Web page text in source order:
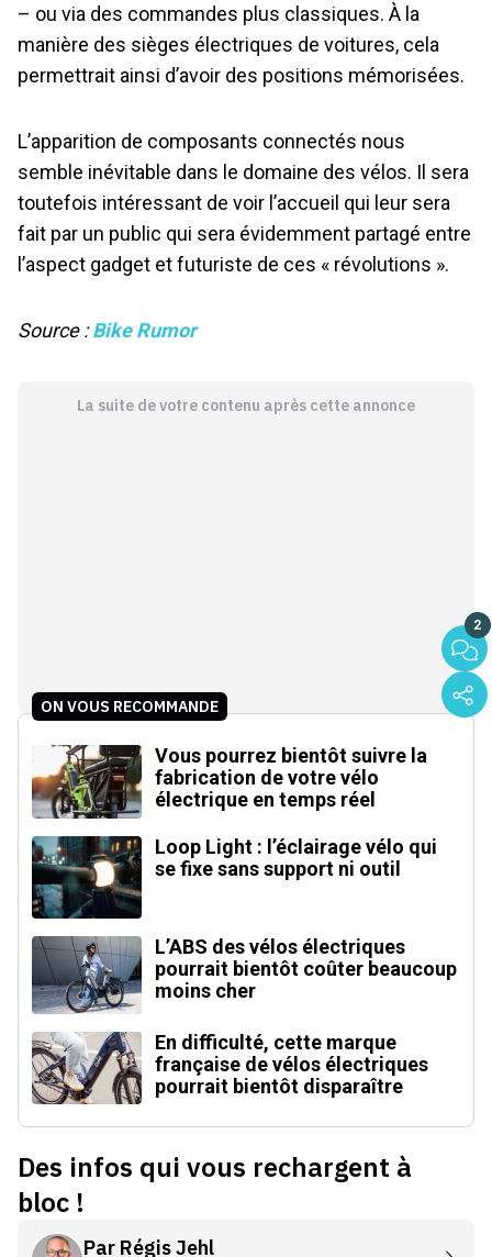
– ou via des commandes plus classiques. À la
manière des sièges électriques de voitures, cela
permettrait ainsi d’avoir des positions mémorisées.
L’apparition de composants connectés nous
semble inévitable dans le domaine des vélos. Il sera
toutefois intéressant de voir l’accueil qui leur sera
fait par un public qui sera évidemment partagé entre
l’aspect gadget et futuriste de ces « révolutions ».
Source :Bike Rumor
La suite de votre contenu après cette annonce
2
ON VOUS RECOMMANDE
Vous pourrez bientôt suivre la
fabrication de votre vélo
électrique en temps réel
Loop Light : l’éclairage vélo qui
se fixe sans support ni outil
L’ABS des vélos électriques
pourrait bientôt coûter beaucoup
moins cher
En difficulté, cette marque
française de vélos électriques
pourrait bientôt disparaître
Des infos qui vous rechargent à
bloc !
Par Régis Jehl